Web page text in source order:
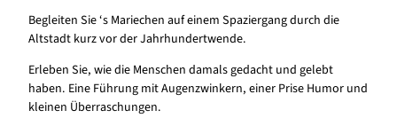
Begleiten Sie ‘s Mariechen auf einem Spaziergang durch die
Altstadt kurz vor der Jahrhundertwende.
Erleben Sie, wie die Menschen damals gedacht und gelebt
haben. Eine Führung mit Augenzwinkern, einer Prise Humor und
kleinen Überraschungen.